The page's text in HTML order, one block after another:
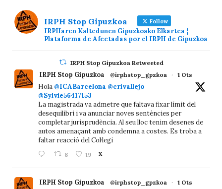
IRPH Stop Gipuzkoa Follow
IRPHaren Kaltedunen Gipuzkoako Elkartea ¦
Plataforma de Afectadas por el IRPH de Gipuzkoa
IRPH Stop Gipuzkoa Retweeted
IRPH Stop Gipuzkoa @irphstop_gpzkoa · 1 Ots
Hola @ICABarcelona @crivallejo
@Sylvie56417153
La magistrada va admetre que faltava fixar límit del
desequilibri i va anunciar noves sentències per
completar jurisprudència. Al seu lloc tenim desenes de
autos amenaçant amb condemna a costes. Es troba a
faltar reacció del Col·legi
8 19 X
IRPH Stop Gipuzkoa @irphstop_gpzkoa · 1 Ots